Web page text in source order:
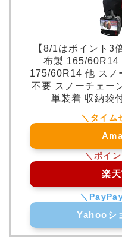
【8/1はポイント3
布製 165/
175/60R14 他 スノ
不要 スノーチェー
単装着 収納袋
楽
Yahooシ